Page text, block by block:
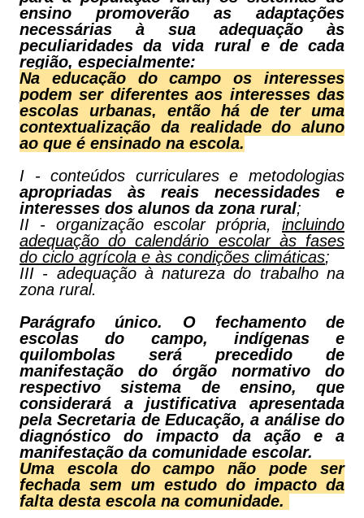
ensino promoverão as adaptações
necessárias à sua adequação às
peculiaridades da vida rural e de cada
região, especialmente:
Na educação do campo os interesses
podem ser diferentes aos interesses das
escolas urbanas, então há de ter uma
contextualização da realidade do aluno
ao que é ensinado na escola.
I - conteúdos curriculares e metodologias
apropriadas às reais necessidades e
interesses dos alunos da zona rural;
II - organização escolar própria, incluindo
adequação do calendário escolar às fases
do ciclo agrícola e às condições climáticas;
III - adequação à natureza do trabalho na
zona rural.
Parágrafo único. O fechamento de
escolas do campo, indígenas e
quilombolas será precedido de
manifestação do órgão normativo do
respectivo sistema de ensino, que
considerará a justificativa apresentada
pela Secretaria de Educação, a análise do
diagnóstico do impacto da ação e a
manifestação da comunidade escolar.
Uma escola do campo não pode ser
fechada sem um estudo do impacto da
falta desta escola na comunidade.